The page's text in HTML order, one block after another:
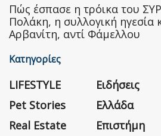
Πώς έσπασε η τρόικα του
Πολάκη, η συλλογική ηγεσία
Αρβανίτη, αντί Φάμελλου
Κατηγορίες
LIFESTYLE
Pet Stories
Real Estate
Ειδήσεις
Ελλάδα
Επιστήμη